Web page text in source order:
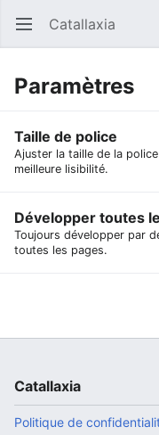
Ouvrir le menu principal Catallaxia
Paramètres
Taille de police
Ajuster la taille de la
meilleure lisibilité.
Développer toutes
Toujours développer par
toutes les pages.
Catallaxia
Politique de